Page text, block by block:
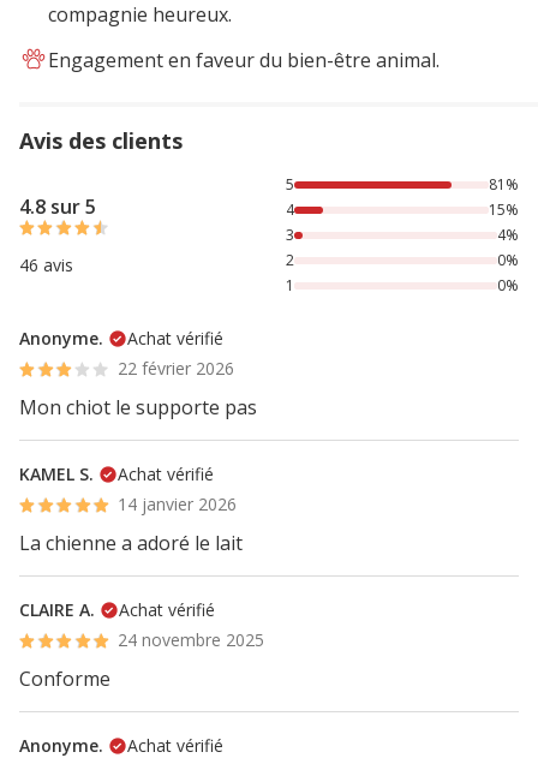
compagnie heureux.
Engagement en faveur du bien-être animal.
Avis des clients
4.8 sur 5
46 avis
81% des personnes lont noté avec {1} étoiles, 15% des
5
81%
4
15%
3
4%
2
0%
1
0%
Anonyme.
Achat vérifié
22 février 2026
Mon chiot le supporte pas
KAMEL S.
Achat vérifié
14 janvier 2026
La chienne a adoré le lait
CLAIRE A.
Achat vérifié
24 novembre 2025
Conforme
Anonyme.
Achat vérifié